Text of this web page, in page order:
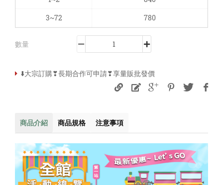
3~72
780
數量
⬇️大宗訂購❣長期合作可申請❣享量販批發價
商品介紹 商品規格 注意事項